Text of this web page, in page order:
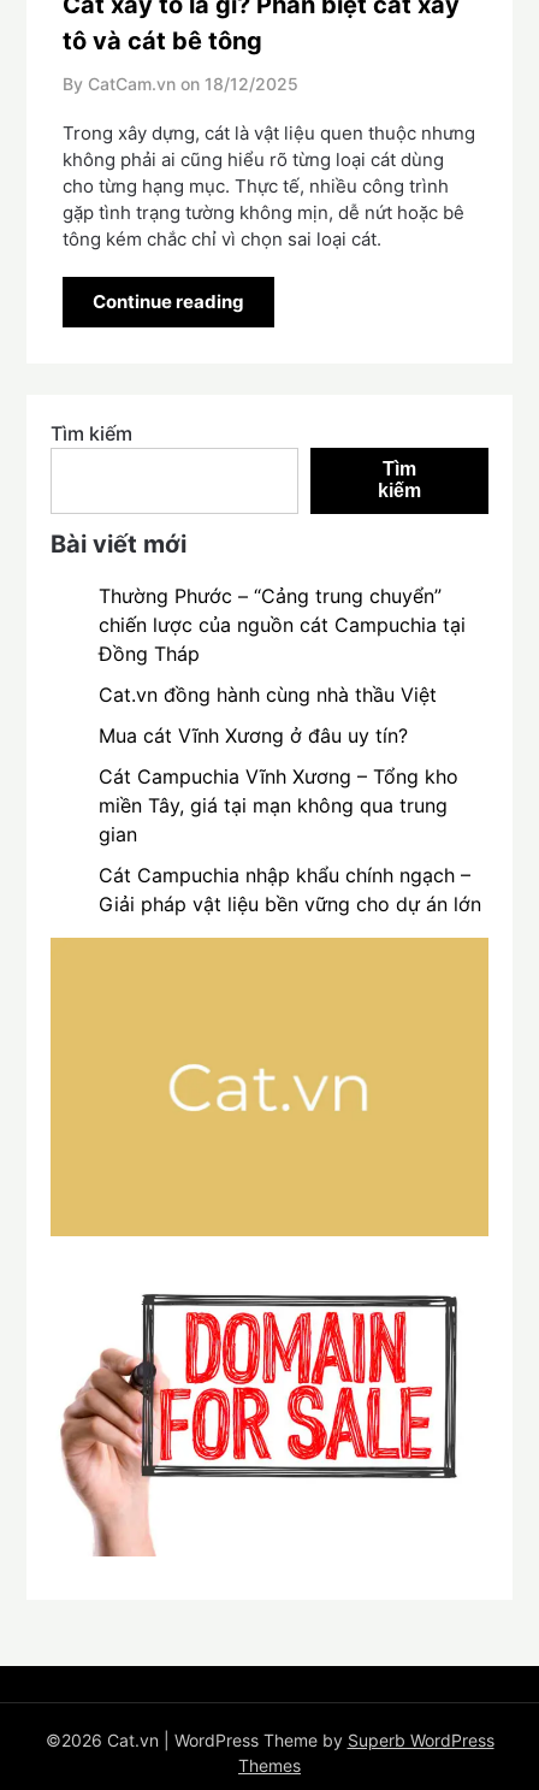
tô và cát bê tông
By CatCam.vn on 18/12/2025
Trong xây dựng, cát là vật liệu quen thuộc nhưng
không phải ai cũng hiểu rõ từng loại cát dùng
cho từng hạng mục. Thực tế, nhiều công trình
gặp tình trạng tường không mịn, dễ nứt hoặc bê
tông kém chắc chỉ vì chọn sai loại cát.
Continue reading
Tìm kiếm
Tìm
kiếm
Bài viết mới
Thường Phước – “Cảng trung chuyển”
chiến lược của nguồn cát Campuchia tại
Đồng Tháp
Cat.vn đồng hành cùng nhà thầu Việt
Mua cát Vĩnh Xương ở đâu uy tín?
Cát Campuchia Vĩnh Xương – Tổng kho
miền Tây, giá tại mạn không qua trung
gian
Cát Campuchia nhập khẩu chính ngạch –
Giải pháp vật liệu bền vững cho dự án lớn
©2026 Cat.vn | WordPress Theme by Superb WordPress
Themes